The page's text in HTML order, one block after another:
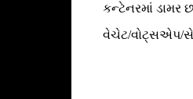
કન્ટેનરમાં ડામર
વેચેટ/વોટ્સએપ/